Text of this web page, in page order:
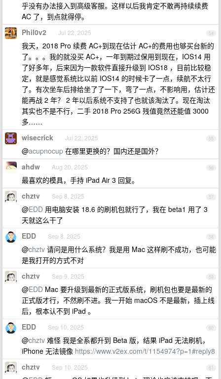
乎没有办法接入到高级客服。这样以后我肯定不敢再持续续费
AC 了，到点就得停。
54
Phil0v2 Jul 22, 2025
我天，2018 Pro 续费 AC+到现在估计 AC+的费用也够买台新的
了。。。我的就没买 AC+，一年到期过保用到现在，IOS14 用
了好多年，后来因为一款软件直接升级到 IOS18 ，目前比较稳
定，就是感觉系统比以前 IOS14 的时候卡了一点，续航不太行
了。有次坐车后排给坐了了一下，弯了一点，不影响用，估计还
能再战 2 年？ 2 年以后系统不支持了也就该淘汰了。现在淘汰
其实也不是不行，二手 2018 Pro 256G 残值竟然还能值 3000
多……
55
wisecrick Jul 22, 2025
@acupnocup 在哪里更换的？国内还是国外？
56
ahdw Aug 20, 2025
最喜欢的模具，手持 iPad Air 3 回复。
57
chztv Sep 8, 2025
@EDD 用电脑安装 18.6 的刷机包就行了，我在 beta1 用了 3
天就这么干了
58
EDD Sep 8, 2025
@chztv 请问是用什么系统？我是用 Mac 这样刷不成功，也可能
是我打开的方式不对
59
chztv Sep 9, 2025
@EDD Mac 要升级到最新的正式版系统，刷机包也要是最新的
正式版才行，不然刷不进。我一开始 macOS 不是最新，插上线
后，根本认不到 iPad 。
60
EDD Sep 10, 2025
@chztv 难怪 我是全系都升到 Beta 版，结果 iPad 无法刷机，
iPhone 无法镜像 https://www.v2ex.com/t/1154974?p=1#reply8
61
chztv Sep 10, 2025